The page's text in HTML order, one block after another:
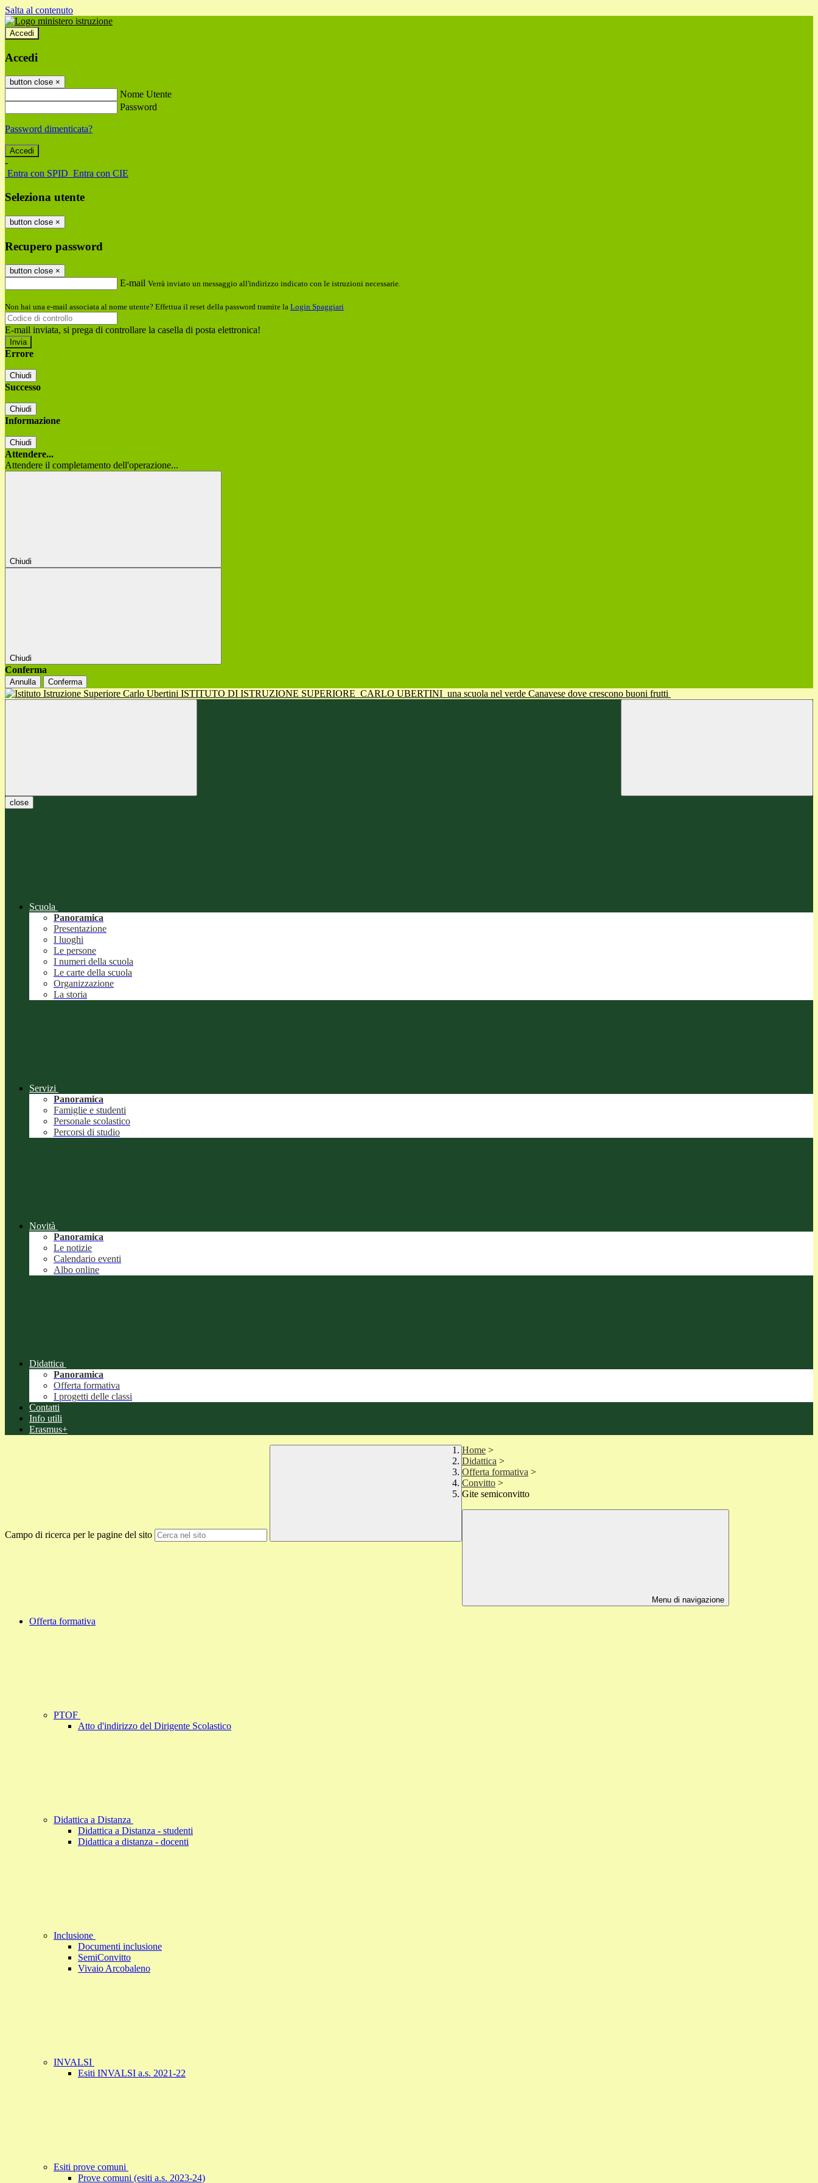
Salta al contenuto
Accedi
Accedi
button close ×
Nome Utente
Password
Password dimenticata?
-
Entra con SPID Entra con CIE
Seleziona utente
button close ×
Recupero password
button close ×
E-mail Verrà inviato un messaggio all'indirizzo indicato con le istruzioni necessarie.
Non hai una e-mail associata al nome utente? Effettua il reset della password tramite la Login Spaggiari
E-mail inviata, si prega di controllare la casella di posta elettronica!
Errore
Chiudi
Successo
Chiudi
Informazione
Chiudi
Attendere...
Attendere il completamento dell'operazione...
Chiudi
Chiudi
Conferma
Annulla Conferma
ISTITUTO DI ISTRUZIONE SUPERIORE CARLO UBERTINI una scuola nel verde Canavese dove crescono buoni frutti
close
Scuola
Panoramica
Presentazione
I luoghi
Le persone
I numeri della scuola
Le carte della scuola
Organizzazione
La storia
Servizi
Panoramica
Famiglie e studenti
Personale scolastico
Percorsi di studio
Novità
Panoramica
Le notizie
Calendario eventi
Albo online
Didattica
Panoramica
Offerta formativa
I progetti delle classi
Contatti
Info utili
Erasmus+
Campo di ricerca per le pagine del sito
Home >
Didattica >
Offerta formativa >
Convitto >
Gite semiconvitto
Menu di navigazione
Offerta formativa
PTOF
Atto d'indirizzo del Dirigente Scolastico
Didattica a Distanza
Didattica a Distanza - studenti
Didattica a distanza - docenti
Inclusione
Documenti inclusione
SemiConvitto
Vivaio Arcobaleno
INVALSI
Esiti INVALSI a.s. 2021-22
Esiti prove comuni
Prove comuni (esiti a.s. 2023-24)